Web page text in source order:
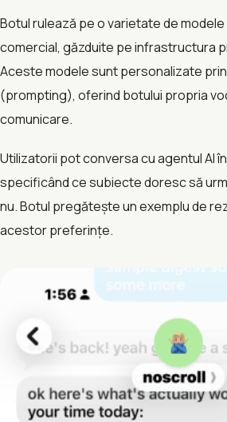
Botul rulează pe o varietate de modele
comercial, găzduite pe infrastructura
Aceste modele sunt personalizate
(prompting), oferind botului propria
comunicare.
Utilizatorii pot conversa cu agentul AI
specificând ce subiecte doresc să
nu. Botul pregătește un exemplu de
acestor preferințe.